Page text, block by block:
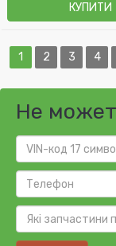
КУПИТИ
1 2 3 4
Не